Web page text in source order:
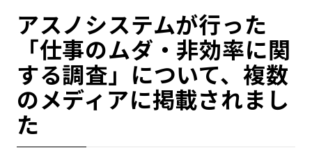
アスノシステムが行った
「仕事のムダ・非効率に関
する調査」について、複数
のメディアに掲載されまし
た